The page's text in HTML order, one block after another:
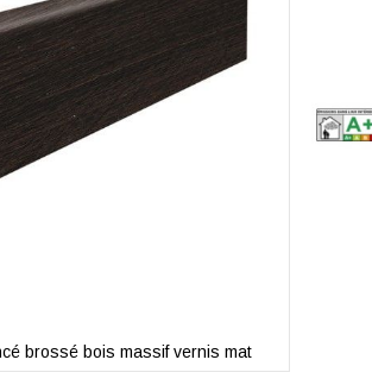
brossé bois massif vernis mat